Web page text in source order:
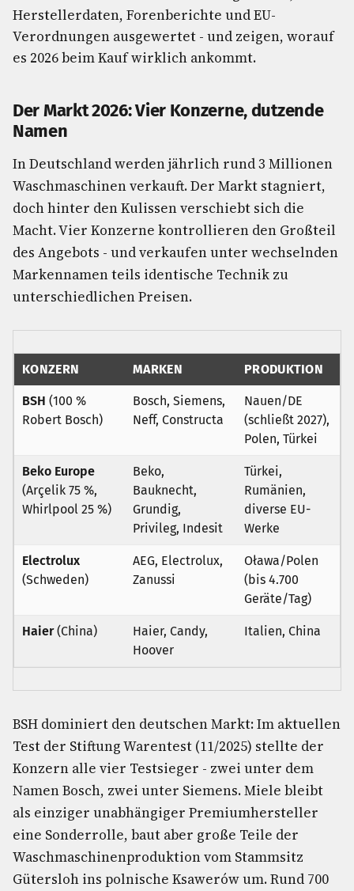
Herstellerdaten, Forenberichte und EU-
Verordnungen ausgewertet - und zeigen, worauf
es 2026 beim Kauf wirklich ankommt.
Der Markt 2026: Vier Konzerne, dutzende
Namen
In Deutschland werden jährlich rund 3 Millionen
Waschmaschinen verkauft. Der Markt stagniert,
doch hinter den Kulissen verschiebt sich die
Macht. Vier Konzerne kontrollieren den Großteil
des Angebots - und verkaufen unter wechselnden
Markennamen teils identische Technik zu
unterschiedlichen Preisen.
KONZERN MARKEN PRODUKTION
BSH (100 %
Robert Bosch)
Bosch, Siemens,
Neff, Constructa
Nauen/DE
(schließt 2027),
Polen, Türkei
Beko Europe
(Arçelik 75 %,
Whirlpool 25 %)
Beko,
Bauknecht,
Grundig,
Privileg, Indesit
Türkei,
Rumänien,
diverse EU-
Werke
Electrolux
(Schweden)
AEG, Electrolux,
Zanussi
Oława/Polen
(bis 4.700
Geräte/Tag)
Haier(China)
Haier, Candy,
Hoover
Italien, China
BSH dominiert den deutschen Markt: Im aktuellen
Test der Stiftung Warentest (11/2025) stellte der
Konzern alle vier Testsieger - zwei unter dem
Namen Bosch, zwei unter Siemens. Miele bleibt
als einziger unabhängiger Premiumhersteller
eine Sonderrolle, baut aber große Teile der
Waschmaschinenproduktion vom Stammsitz
Gütersloh ins polnische Ksawerów um. Rund 700